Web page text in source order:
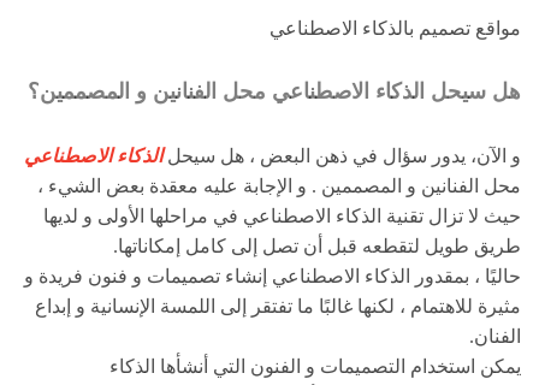
مواقع تصميم بالذكاء الاصطناعي
هل سيحل الذكاء الاصطناعي محل الفنانين و المصممين؟
و الآن، يدور سؤال في ذهن البعض ، هل سيحلالذكاء الاصطناعي
محل الفنانين و المصممين . و الإجابة عليه معقدة بعض الشيء ،
حيث لا تزال تقنية الذكاء الاصطناعي في مراحلها الأولى و لديها
طريق طويل لتقطعه قبل أن تصل إلى كامل إمكاناتها.
حاليًا ، بمقدور الذكاء الاصطناعي إنشاء تصميمات و فنون فريدة و
مثيرة للاهتمام ، لكنها غالبًا ما تفتقر إلى اللمسة الإنسانية و إبداع
الفنان.
يمكن استخدام التصميمات و الفنون التي أنشأها الذكاء